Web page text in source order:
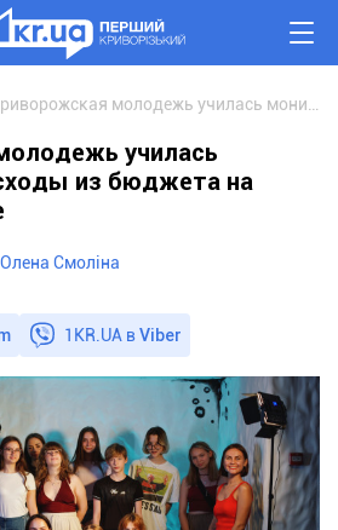
училась
из бюджета на
Олена Смоліна
1KR.UA вViber